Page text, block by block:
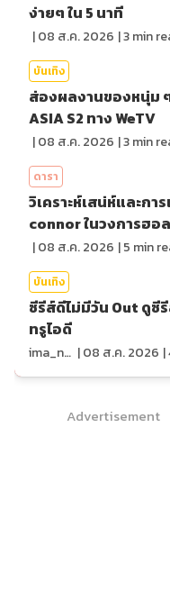
ง่ายๆ ใน 5 นาที
|08 ส.ค. 2026 |3min
บันเทิง
ส่องผลงานของหนุ่ม ๆ
ASIA S2 ทาง WeTV
|08 ส.ค. 2026 |3min
ดารา
วิเคราะห์เสน่ห์และกา
connor ในวงการฮอ
|08 ส.ค. 2026 |5 min
บันเทิง
ซีรีส์ดีไม่มีวัน Out ดูซี
ทรูไอดี
ima_nan |08 ส.ค. 2026 |
Advertisement